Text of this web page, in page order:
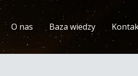
O nas Baza wiedzy